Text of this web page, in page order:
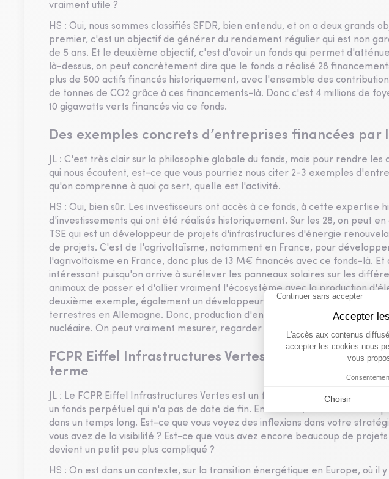
vraiment utile ?
HS : Oui, nous sommes classifiés SFDR, bien entendu, et on a deux grands
premier, c'est un objectif de générer du rendement régulier qui est non
de 5 ans. Et le deuxième objectif, c'est d'avoir un fonds qui permet
là-dessus, on peut concrètement dire que le fonds a réalisé 28
plus de 500 actifs financés historiquement, avec l'ensemble des
de tonnes de CO2 grâce à ces financements-là. Donc c'est 4 millions de
10 gigawatts verts financés via ce fonds.
Des exemples concrets d’entreprises financées par
JL : C'est très clair sur la philosophie globale du fonds, mais pour rendre
qui nous écoutent, est-ce que vous pourriez nous citer 2-3 exemples
qu'on comprenne à quoi ça sert, quelle est l'activité.
HS : Oui, bien sûr. Les investisseurs ont accès à ce fonds, à cette expertise
d'investissements qui ont été réalisés historiquement. Sur les 28, on peut
TSE qui est un développeur de projets d'infrastructures d'énergie
de projets. C'est de l'agrivoltaïsme, notamment en France, pour
l'agrivoltaïsme en France, donc plus de 13 M€ financés avec ce fonds-là.
intéressant puisqu'on arrive à surélever les panneaux solaires sur les
animaux de passer et d'allier vraiment l'écosystème avec la production
deuxième exemple, également un développeur de projets, là, c'est pour
terrestres en Allemagne. Donc, production d'environ 1 gigawatt, c'est
nucléaire. On peut vraiment mesurer, regarder là où on investit
FCPR Eiffel Infrastructures Vertes : un fonds
terme
JL : Le FCPR Eiffel Infrastructures Vertes est un fonds Evergreen. Pour
un fonds perpétuel qui n'a pas de date de fin. En tout cas, on ne la connaît
dans un temps long. Est-ce que vous voyez des inflexions dans votre
vous avez de la visibilité ? Est-ce que vous avez encore beaucoup de
devient un petit peu plus compliqué ?
HS : On est dans un contexte, sur la transition énergétique en Europe, où il